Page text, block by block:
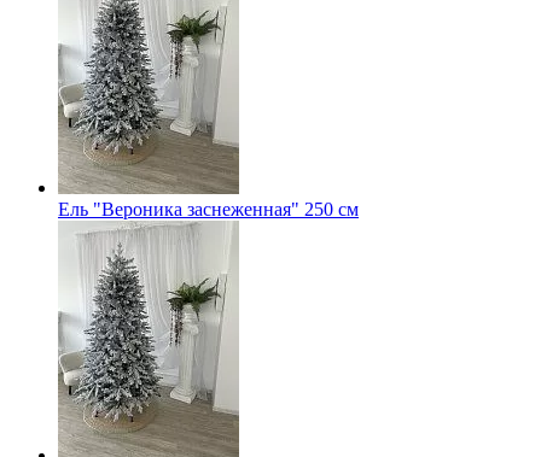
Ель "Вероника заснеженная" 250 см